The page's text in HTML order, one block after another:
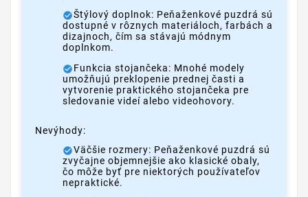
Štýlový doplnok: Peňaženkové puzdrá sú
dostupné v rôznych materiáloch, farbách a
dizajnoch, čím sa stávajú módnym
doplnkom.
Funkcia stojančeka: Mnohé modely
umožňujú preklopenie prednej časti a
vytvorenie praktického stojančeka pre
sledovanie videí alebo videohovory.
Nevýhody:
Väčšie rozmery: Peňaženkové puzdrá sú
zvyčajne objemnejšie ako klasické obaly,
čo môže byť pre niektorých používateľov
nepraktické.